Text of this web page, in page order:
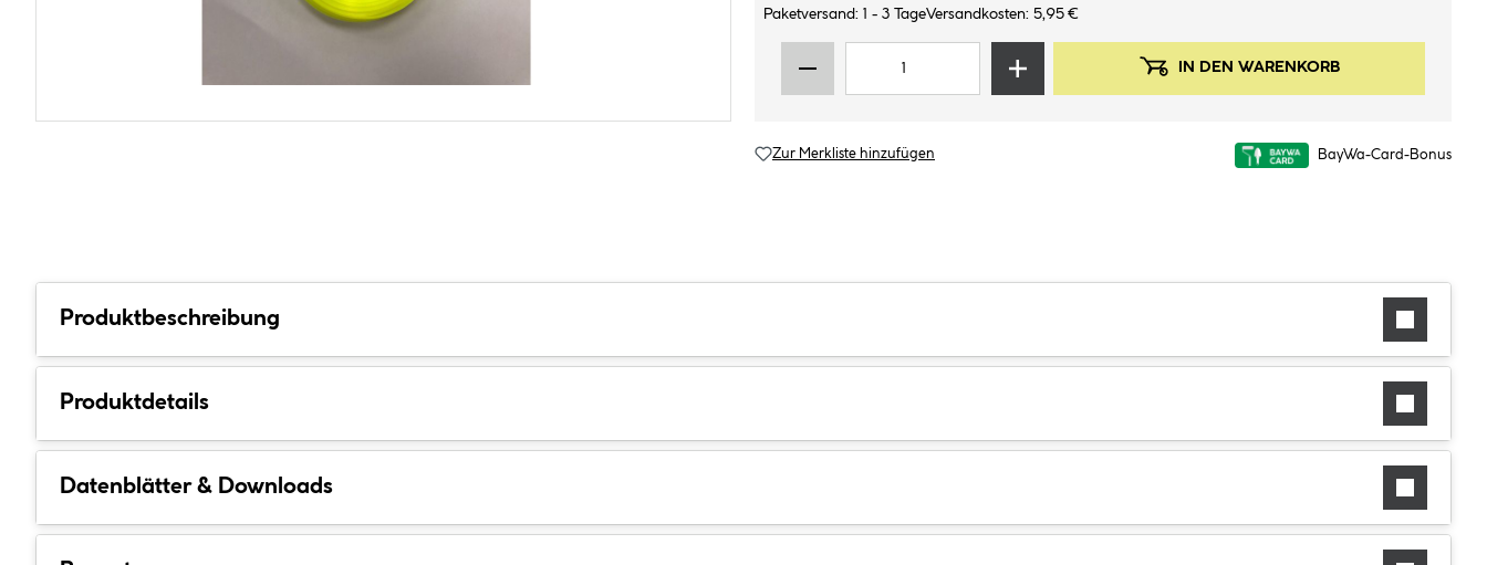
Paketversand: 1 - 3 TageVersandkosten: 5,95 €
IN DEN WARENKORB
Zur Merkliste hinzufügen BayWa-Card-Bonus
Produktbeschreibung
Produktdetails
Datenblätter & Downloads